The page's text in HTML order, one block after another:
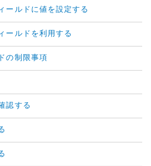
ールドに値を設定する
ールドを利用する
の制限事項
認する